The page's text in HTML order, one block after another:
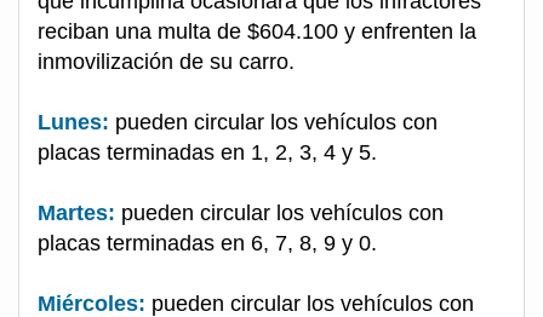
reciban una multa de $604.100 y enfrenten la
inmovilización de su carro.
Lunes: pueden circular los vehículos con
placas terminadas en 1, 2, 3, 4 y 5.
Martes: pueden circular los vehículos con
placas terminadas en 6, 7, 8, 9 y 0.
Miércoles: pueden circular los vehículos con